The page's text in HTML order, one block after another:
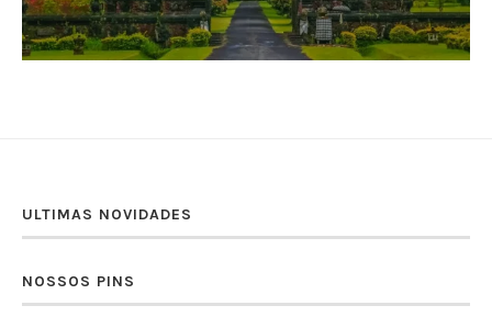
ULTIMAS NOVIDADES
NOSSOS PINS